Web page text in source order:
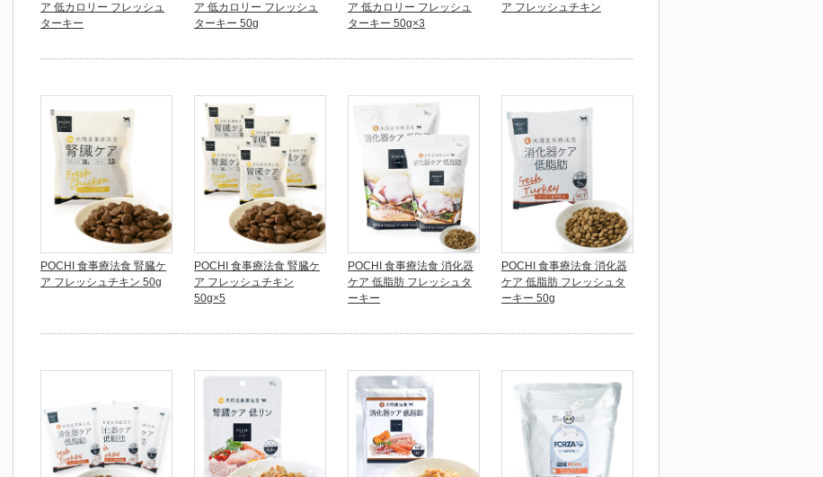
ア 低カロリー フレッシュ
ターキー
ア 低カロリー フレッシュ
ターキー 50g
ア 低カロリー フレッシュ
ターキー 50g×3
ア フレッシュチキン
POCHI 食事療法食 腎臓ケ
ア フレッシュチキン 50g
POCHI 食事療法食 腎臓ケ
ア フレッシュチキン
50g×5
POCHI 食事療法食 消化器
ケア 低脂肪 フレッシュタ
ーキー
POCHI 食事療法食 消化器
ケア 低脂肪 フレッシュタ
ーキー 50g